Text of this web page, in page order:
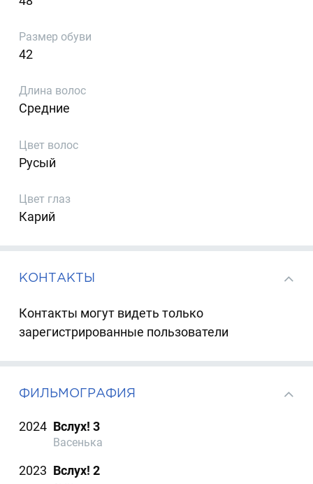
Размер обуви
42
Длина волос
Средние
Цвет волос
Русый
Цвет глаз
Карий
КОНТАКТЫ
Контакты могут видеть только
зарегистрированные пользователи
ФИЛЬМОГРАФИЯ
2024 Вслух! 3
Васенька
2023 Вслух! 2